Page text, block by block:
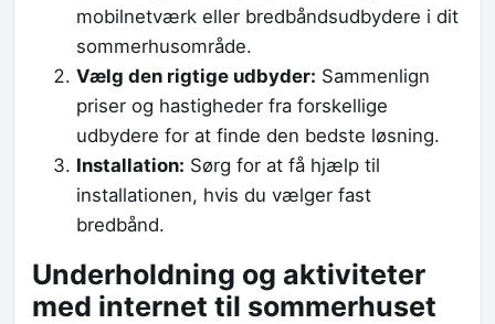
mobilnetværk eller bredbåndsudbydere i dit
sommerhusområde.
Vælg den rigtige udbyder: Sammenlign
priser og hastigheder fra forskellige
udbydere for at finde den bedste løsning.
Installation: Sørg for at få hjælp til
installationen, hvis du vælger fast
bredbånd.
Underholdning og aktiviteter
med internet til sommerhuset